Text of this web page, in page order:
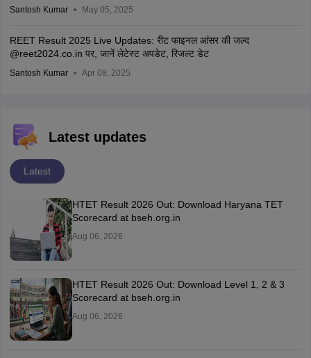
Santosh Kumar May 05, 2025
REET Result 2025 Live Updates: रीट फाइनल आंसर की जल्द
@reet2024.co.in पर, जानें लेटेस्ट अपडेट, रिजल्ट डेट
Santosh Kumar Apr 08, 2025
Latest updates
Latest
HTET Result 2026 Out: Download Haryana TET
Scorecard at bseh.org.in
Aug 06, 2026
HTET Result 2026 Out: Download Level 1, 2 & 3
Scorecard at bseh.org.in
Aug 06, 2026